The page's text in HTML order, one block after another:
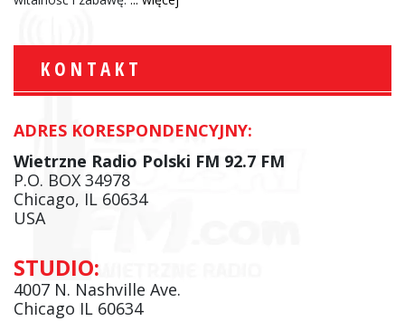
KONTAKT
ADRES KORESPONDENCYJNY:
Wietrzne Radio Polski FM 92.7 FM
P.O. BOX 34978
Chicago, IL 60634
USA
STUDIO:
4007 N. Nashville Ave.
Chicago IL 60634